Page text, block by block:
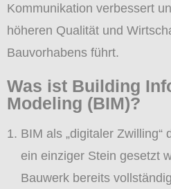
Kommunikation verbessert
höheren Qualität und
Bauvorhabens führt.
Was ist Building
Modeling (BIM)?
BIM als „digitaler Zwilling“
ein einziger Stein gesetzt
Bauwerk bereits